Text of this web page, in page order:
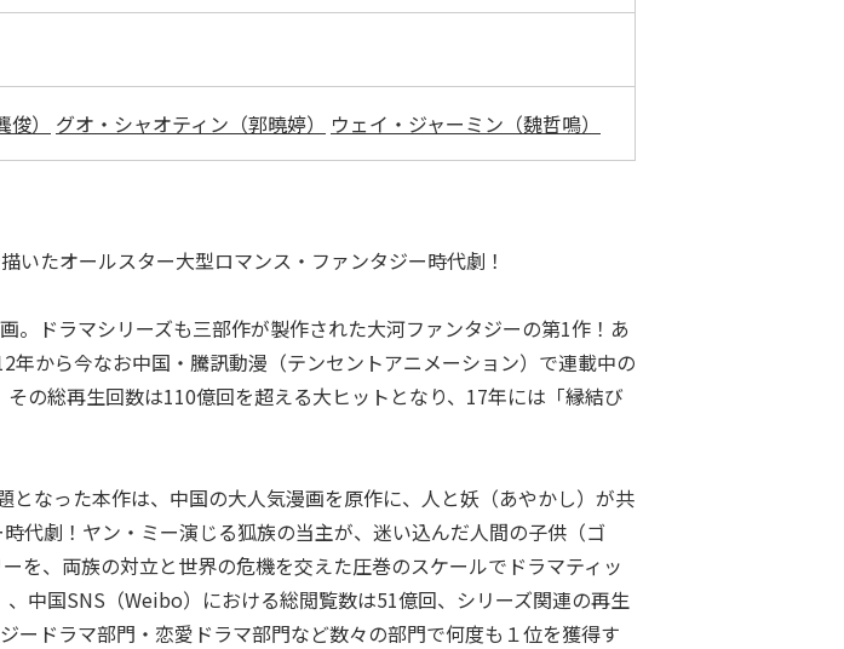
） グオ・シャオティン（郭曉婷） ウェイ・ジャーミン（魏哲鳴）
たオールスター大型ロマンス・ファンタジー時代劇！
ドラマシリーズも三部作が製作された大河ファンタジーの第1作！あ
から今なお中国・騰訊動漫（テンセントアニメーション）で連載中の
の総再生回数は110億回を超える大ヒットとなり、17年には「縁結び
なった本作は、中国の大人気漫画を原作に、人と妖（あやかし）が共
代劇！ヤン・ミー演じる狐族の当主が、迷い込んだ人間の子供（ゴ
を、両族の対立と世界の危機を交えた圧巻のスケールでドラマティッ
中国SNS（Weibo）における総閲覧数は51億回、シリーズ関連の再生
ドラマ部門・恋愛ドラマ部門など数々の部門で何度も１位を獲得す